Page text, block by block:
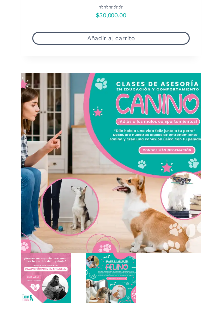
⭐⭐⭐⭐⭐
$30,000.00
Añadir al carrito